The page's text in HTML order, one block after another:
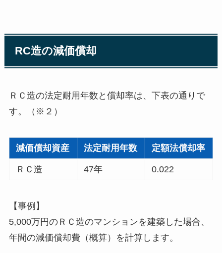
RC造の減価償却
ＲＣ造の法定耐用年数と償却率は、下表の通りで
す。（※２）
減価償却資産 法定耐用年数 定額法償却率
ＲＣ造 47年 0.022
【事例】
5,000万円のＲＣ造のマンションを建築した場合、
年間の減価償却費（概算）を計算します。